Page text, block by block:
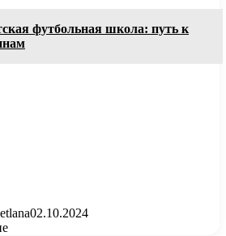
футбольная школа: путь к
02.10.2024